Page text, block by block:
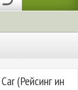
(Рейсинг ин